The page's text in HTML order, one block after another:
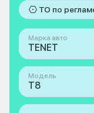
ТО по
Марка авто
TENET
Модель
T8